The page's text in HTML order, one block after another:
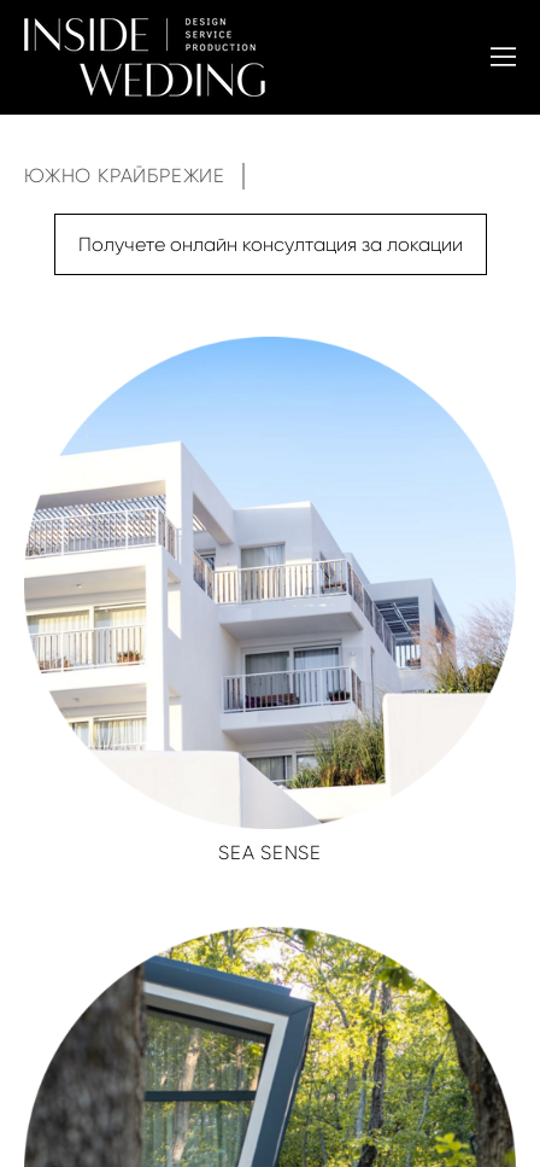
ЮЖНО КРАЙБРЕЖИЕ
Получете онлайн консултация за локации
SEA SENSE